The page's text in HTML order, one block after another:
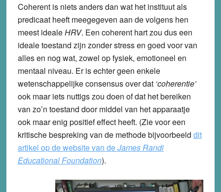
Coherent is niets anders dan wat het instituut als
predicaat heeft meegegeven aan de volgens hen
meest idealeHRV. Een coherent hart zou dus een
ideale toestand zijn zonder stress en goed voor van
alles en nog wat, zowel op fysiek, emotioneel en
mentaal niveau. Er is echter geen enkele
wetenschappelijke consensus over dat ‘coherentie’
ook maar iets nuttigs zou doen of dat het bereiken
van zo’n toestand door middel van het apparaatje
ook maar enig positief effect heeft. (Zie voor een
kritische bespreking van de methode bijvoorbeeld dit
artikel op de website van deJames Randi
Educational Foundation).